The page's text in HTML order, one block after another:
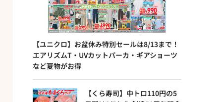
【ユニクロ】お盆休み特別セールは8/13まで！
エアリズムT・UVカットパーカ・ギアショーツ
など夏物がお得
【くら寿司】中トロ110円の5